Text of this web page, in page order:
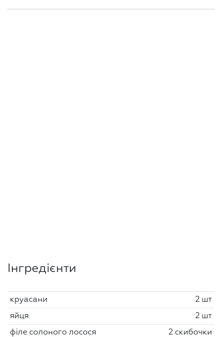
Інгредієнти
круасани 2 шт
яйця 2 шт
філе солоного лосося 2 скибочки